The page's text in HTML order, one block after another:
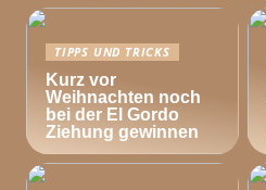
TIPPS UND TRICKS
Kurz vor
Weihnachten noch
bei der El Gordo
Ziehung gewinnen